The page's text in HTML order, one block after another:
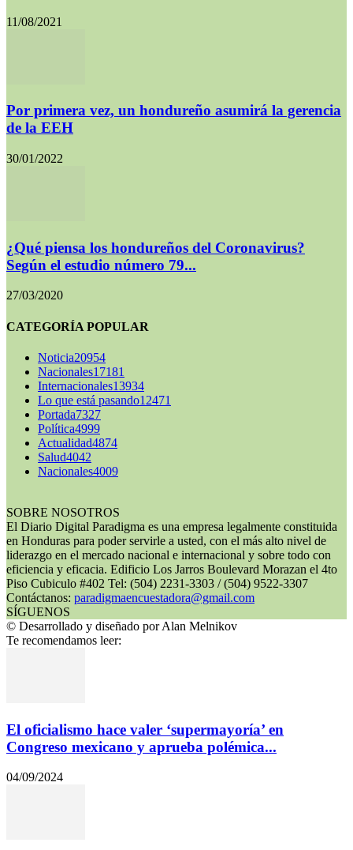
11/08/2021
Por primera vez, un hondureño asumirá la gerencia
de la EEH
30/01/2022
¿Qué piensa los hondureños del Coronavirus?
Según el estudio número 79...
27/03/2020
CATEGORÍA POPULAR
Noticia20954
Nacionales17181
Internacionales13934
Lo que está pasando12471
Portada7327
Política4999
Actualidad4874
Salud4042
Nacionales4009
SOBRE NOSOTROS
El Diario Digital Paradigma es una empresa legalmente constituida
en Honduras para poder servirle a usted, con el más alto nivel de
liderazgo en el mercado nacional e internacional y sobre todo con
eficiencia y eficacia. Edificio Los Jarros Boulevard Morazan el 4to
Piso Cubiculo #402 Tel: (504) 2231-3303 / (504) 9522-3307
Contáctanos: paradigmaencuestadora@gmail.com
SÍGUENOS
© Desarrollado y diseñado por Alan Melnikov
Te recomendamos leer:
El oficialismo hace valer ‘supermayoría’ en
Congreso mexicano y aprueba polémica...
04/09/2024